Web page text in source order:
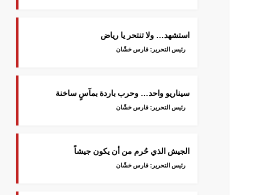
استشهد… ولا تنتحر يا رياض
رئيس التحرير: فارس خشّان
سيناريو واحد… وحرب باردة بمآسٍ ساخنة
رئيس التحرير: فارس خشّان
الجيش الذي حُرم من أن يكون جيشاً
رئيس التحرير: فارس خشّان